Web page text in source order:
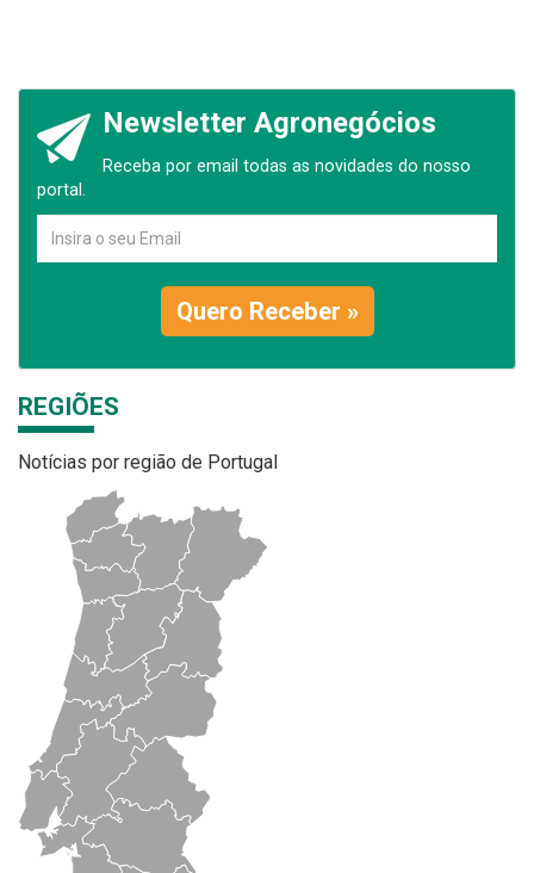
Newsletter Agronegócios
Receba por email todas as novidades do nosso
portal.
Quero Receber »
REGIÕES
Notícias por região de Portugal